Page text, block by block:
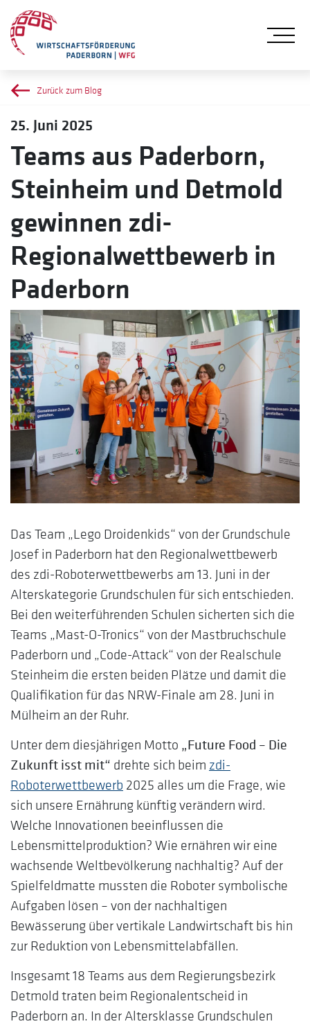
Zurück zum Blog
25. Juni 2025
Teams aus Paderborn,
Steinheim und Detmold
gewinnen zdi-
Regionalwettbewerb in
Paderborn
Das Team „Lego Droidenkids“ von der Grundschule
Josef in Paderborn hat den Regionalwettbewerb
des zdi-Roboterwettbewerbs am 13. Juni in der
Alterskategorie Grundschulen für sich entschieden.
Bei den weiterführenden Schulen sicherten sich die
Teams „Mast-O-Tronics“ von der Mastbruchschule
Paderborn und „Code-Attack“ von der Realschule
Steinheim die ersten beiden Plätze und damit die
Qualifikation für das NRW-Finale am 28. Juni in
Mülheim an der Ruhr.
Unter dem diesjährigen Motto „Future Food – Die
Zukunft isst mit“ drehte sich beim zdi-
Roboterwettbewerb 2025 alles um die Frage, wie
sich unsere Ernährung künftig verändern wird.
Welche Innovationen beeinflussen die
Lebensmittelproduktion? Wie ernähren wir eine
wachsende Weltbevölkerung nachhaltig? Auf der
Spielfeldmatte mussten die Roboter symbolische
Aufgaben lösen – von der nachhaltigen
Bewässerung über vertikale Landwirtschaft bis hin
zur Reduktion von Lebensmittelabfällen.
Insgesamt 18 Teams aus dem Regierungsbezirk
Detmold traten beim Regionalentscheid in
Paderborn an. In der Altersklasse Grundschulen